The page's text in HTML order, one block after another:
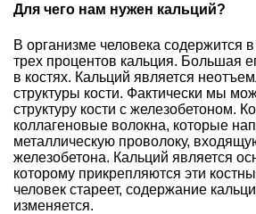
Для чего нам нужен кальций?
В организме человека содержится
трех процентов кальция. Большая
в костях. Кальций является
структуры кости. Фактически мы
структуру кости с железобетоном.
коллагеновые волокна, которые
металлическую проволоку,
железобетона. Кальций является
которому прикрепляются эти
человек стареет, содержание
изменяется.